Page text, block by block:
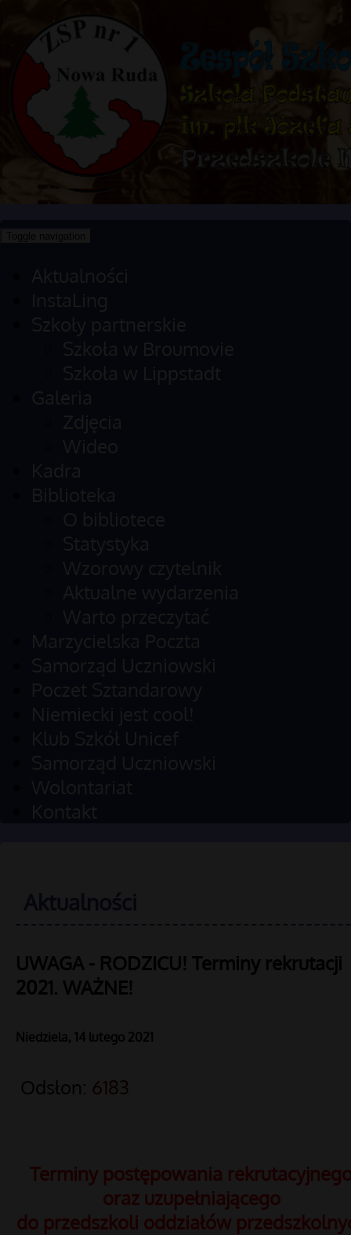
UWAGA - RODZICU! Terminy rekrutacji
2021. WAŻNE!
Niedziela, 14 lutego 2021
Odsłon: 6183
Terminy postępowania
oraz uzupełniającego
do przedszkoli oddziałów